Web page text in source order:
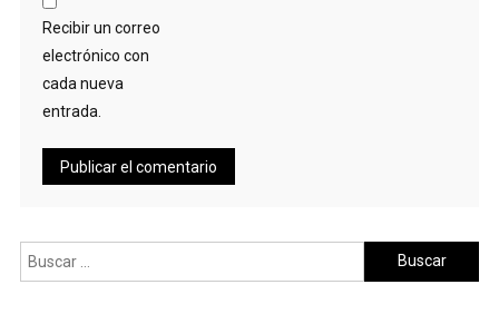
Recibir un correo
electrónico con
cada nueva
entrada.
Buscar: